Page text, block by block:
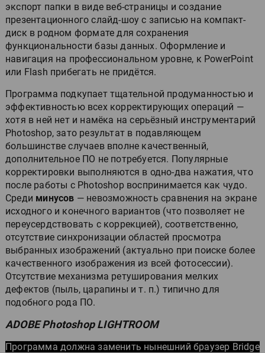
экспорт папки в виде веб-страницы и создание
презентационного слайд-шоу с записью на компакт-
диск в родном формате для сохранения
функциональности базы данных. Оформление и
навигация на профессиональном уровне, к PowerPoint
или Flash прибегать не придётся.
Программа подкупает тщательной продуманностью и
эффективностью всех корректирующих операций —
хотя в ней нет и намёка на серьёзный инструментарий
Photoshop, зато результат в подавляющем
большинстве случаев вполне качественный,
дополнительное ПО не потребуется. Популярные
корректировки выполняются в одно-два нажатия, что
после работы с Photoshop воспринимается как чудо.
Среди минусов — невозможность сравнения на экране
исходного и конечного вариантов (что позволяет не
переусердствовать с коррекцией), соответственно,
отсутствие синхронизации областей просмотра
выбранных изображений (актуально при поиске более
качественного изображения из всей фотосессии).
Отсутствие механизма ретуширования мелких
дефектов (пыль, царапины и т. п.) типично для
подобного рода ПО.
ADOBE Photoshop LIGHTROOM
Программа должна заменить нынешний браузер Bridge